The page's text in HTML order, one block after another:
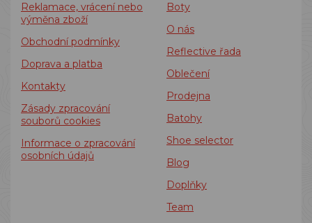
Reklamace, vrácení nebo
výměna zboží
Obchodní podmínky
Doprava a platba
Kontakty
Zásady zpracování
souborů cookies
Informace o zpracování
osobních údajů
Boty
O nás
Reflective řada
Oblečení
Prodejna
Batohy
Shoe selector
Blog
Doplňky
Team